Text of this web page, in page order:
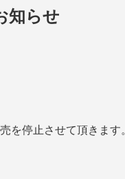
知らせ
停止させて頂きます。